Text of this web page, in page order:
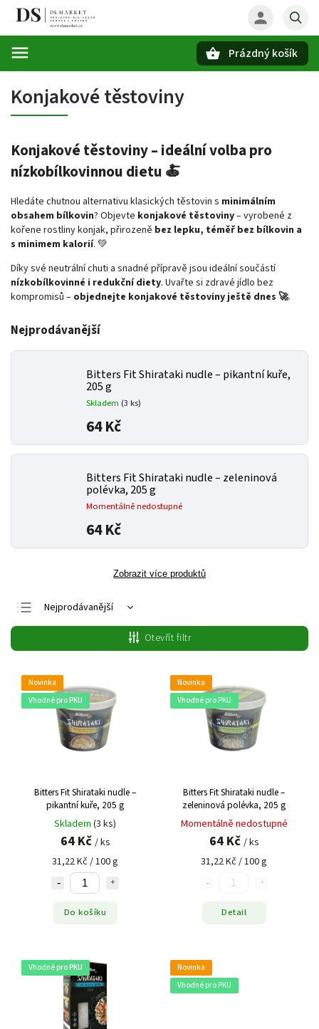
Prázdný košík
Konjakové těstoviny
Konjakové těstoviny – ideální volba pro
nízkobílkovinnou dietu 🍝
Hledáte chutnou alternativu klasických těstovin s minimálním
obsahem bílkovin? Objevte konjakové těstoviny– vyrobené z
kořene rostliny konjak, přirozeně bez lepku, téměř bez bílkovin a
s minimem kalorií. 💚
Díky své neutrální chuti a snadné přípravě jsou ideální součástí
nízkobílkovinné i redukční diety. Uvařte si zdravé jídlo bez
kompromisů – objednejte konjakové těstoviny ještě dnes 🚀.
Nejprodávanější
Bitters Fit Shirataki nudle – pikantní kuře,
205 g
Skladem (3 ks)
64 Kč
Bitters Fit Shirataki nudle – zeleninová
polévka, 205 g
Momentálně nedostupné
64 Kč
Zobrazit více produktů
Nejprodávanější
Nejlevnější
Nejdražší
Abecedně
Otevřít filtr
Novinka
Vhodné pro PKU
Bitters Fit Shirataki nudle –
pikantní kuře, 205 g
Skladem (3 ks)
64 Kč / ks
31,22 Kč / 100 g
Do košíku
Novinka
Vhodné pro PKU
Bitters Fit Shirataki nudle –
zeleninová polévka, 205 g
Momentálně nedostupné
64 Kč / ks
31,22 Kč / 100 g
Detail
Vhodné pro PKU
Novinka
Vhodné pro PKU